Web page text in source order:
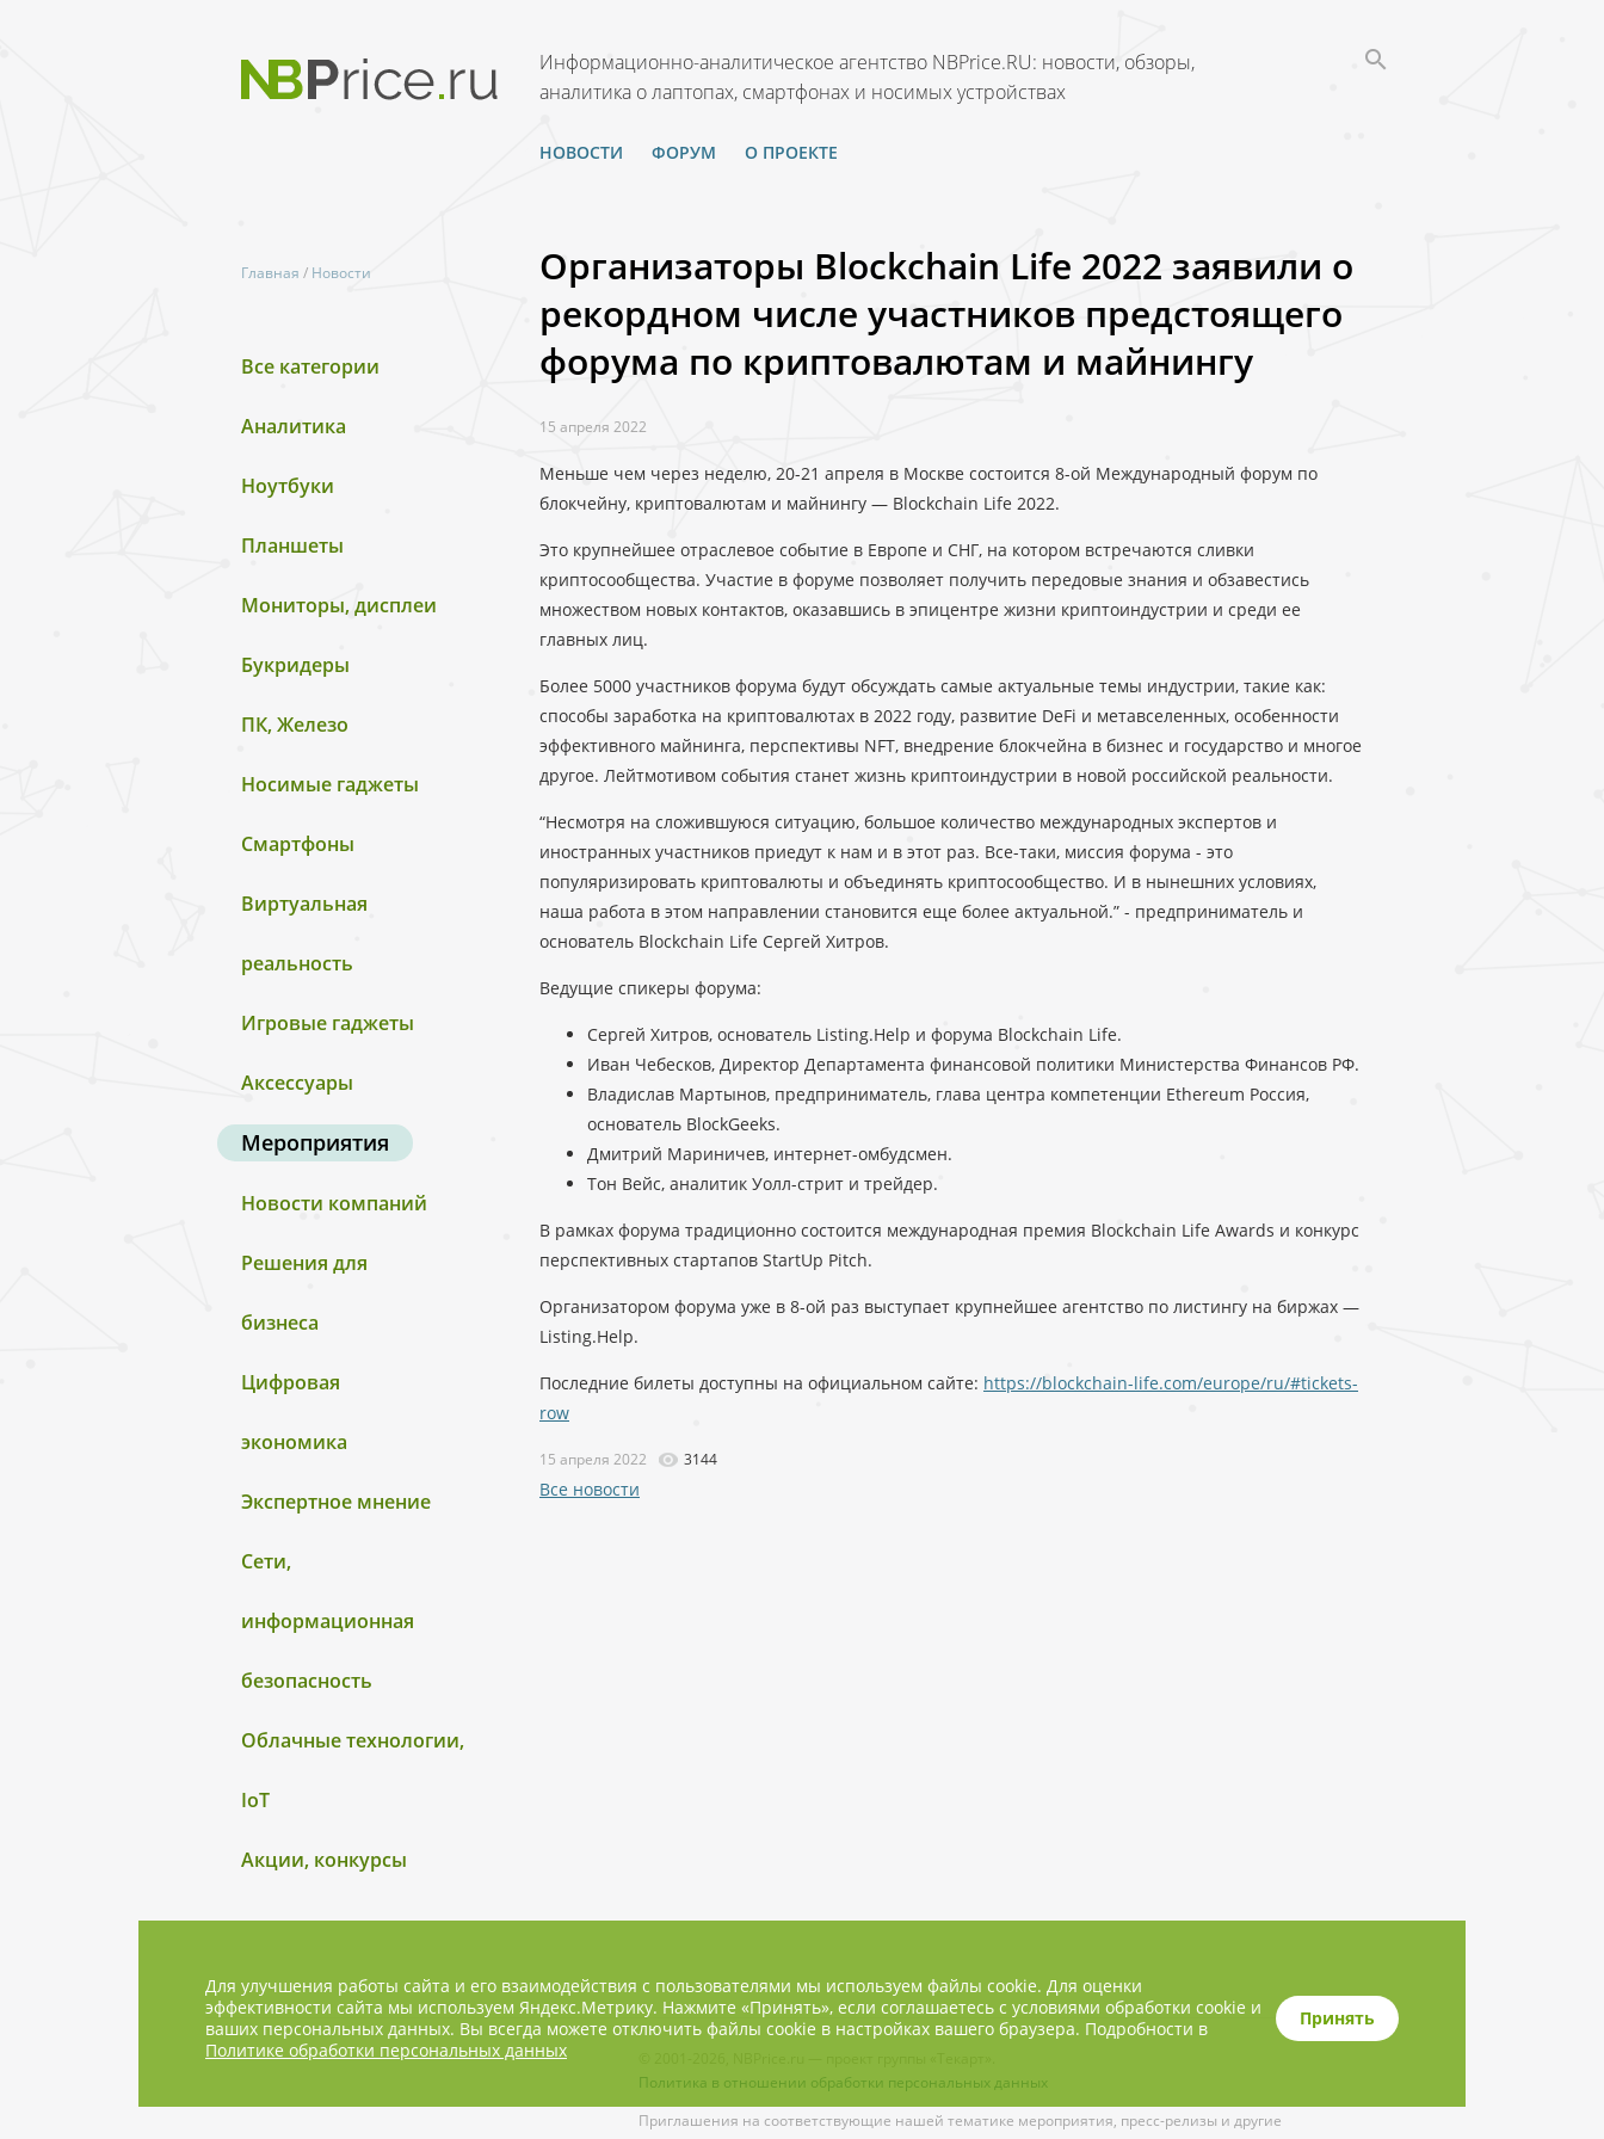
Информационно-аналитическое агентство NBPrice.RU: новости, обзоры,
аналитика о лаптопах, смартфонах и носимых устройствах
НОВОСТИ ФОРУМ О ПРОЕКТЕ
Главная / Новости
Все категории
Аналитика
Ноутбуки
Планшеты
Мониторы, дисплеи
Букридеры
ПК, Железо
Носимые гаджеты
Смартфоны
Виртуальная
реальность
Игровые гаджеты
Аксессуары
Мероприятия
Новости компаний
Решения для
бизнеса
Цифровая
экономика
Экспертное мнение
Сети,
информационная
безопасность
Облачные технологии,
IoT
Акции, конкурсы
Организаторы Blockchain Life 2022 заявили о
рекордном числе участников предстоящего
форума по криптовалютам и майнингу
15 апреля 2022
Меньше чем через неделю, 20-21 апреля в Москве состоится 8-ой Международный форум по
блокчейну, криптовалютам и майнингу — Blockchain Life 2022.
Это крупнейшее отраслевое событие в Европе и СНГ, на котором встречаются сливки
криптосообщества. Участие в форуме позволяет получить передовые знания и обзавестись
множеством новых контактов, оказавшись в эпицентре жизни криптоиндустрии и среди ее
главных лиц.
Более 5000 участников форума будут обсуждать самые актуальные темы индустрии, такие как:
способы заработка на криптовалютах в 2022 году, развитие DeFi и метавселенных, особенности
эффективного майнинга, перспективы NFT, внедрение блокчейна в бизнес и государство и многое
другое. Лейтмотивом события станет жизнь криптоиндустрии в новой российской реальности.
“Несмотря на сложившуюся ситуацию, большое количество международных экспертов и
иностранных участников приедут к нам и в этот раз. Все-таки, миссия форума - это
популяризировать криптовалюты и объединять криптосообщество. И в нынешних условиях,
наша работа в этом направлении становится еще более актуальной.” - предприниматель и
основатель Blockchain Life Сергей Хитров.
Ведущие спикеры форума:
Сергей Хитров, основатель Listing.Help и форума Blockchain Life.
Иван Чебесков, Директор Департамента финансовой политики Министерства Финансов РФ.
Владислав Мартынов, предприниматель, глава центра компетенции Ethereum Россия,
основатель BlockGeeks.
Дмитрий Мариничев, интернет-омбудсмен.
Тон Вейс, аналитик Уолл-стрит и трейдер.
В рамках форума традиционно состоится международная премия Blockchain Life Awards и конкурс
перспективных стартапов StartUp Pitch.
Организатором форума уже в 8-ой раз выступает крупнейшее агентство по листингу на биржах —
Listing.Help.
Последние билеты доступны на официальном сайте: https://blockchain-life.com/europe/ru/#tickets-
row
15 апреля 2022 3144
Все новости
Политика в отношении обработки персональных данных
Приглашения на соответствующие нашей тематике мероприятия, пресс-релизы и другие
Для улучшения работы сайта и его взаимодействия с пользователями мы используем файлы cookie. Для оценки
эффективности сайта мы используем Яндекс.Метрику. Нажмите «Принять», если соглашаетесь с условиями обработки cookie и
ваших персональных данных. Вы всегда можете отключить файлы cookie в настройках вашего браузера. Подробности в
Политике обработки персональных данных
Принять